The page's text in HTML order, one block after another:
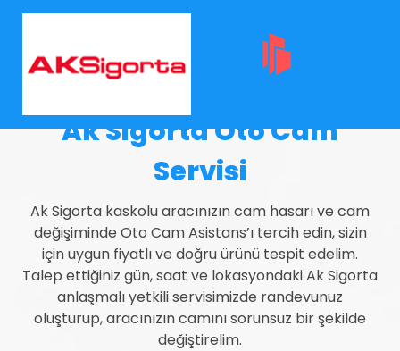
Ak Sigorta Oto Cam
Servisi
Ak Sigorta kaskolu aracınızın cam hasarı ve cam
değişiminde Oto Cam Asistans’ı tercih edin, sizin
için uygun fiyatlı ve doğru ürünü tespit edelim.
Talep ettiğiniz gün, saat ve lokasyondaki Ak Sigorta
anlaşmalı yetkili servisimizde randevunuz
oluşturup, aracınızın camını sorunsuz bir şekilde
değiştirelim.